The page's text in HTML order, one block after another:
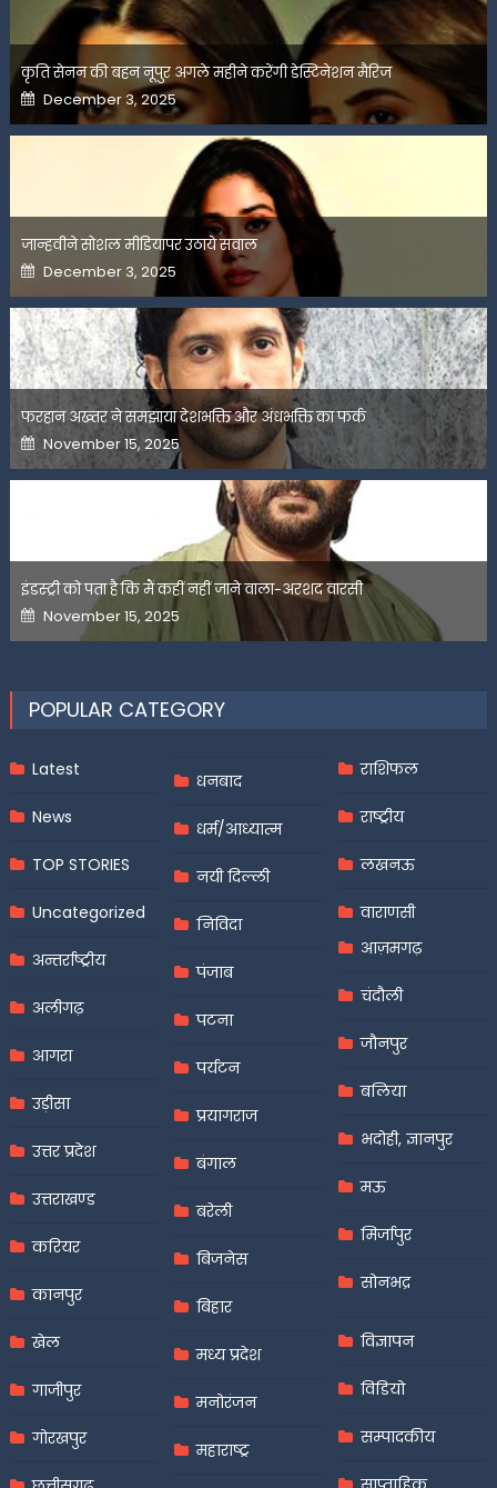
कृति सेनन की बहन नूपुर अगले महीने करेंगी डेस्टिनेशन मैरिज
Posted
on
December 3, 2025
जान्हवीने सोशल मीडियापर उठाये सवाल
Posted
on
December 3, 2025
फरहान अख्तर ने समझाया देशभक्ति और अंधभक्ति का फर्क
Posted
on
November 15, 2025
इंडस्ट्री को पता है कि मैं कहीं नहीं जाने वाला-अरशद वारसी
Posted
on
November 15, 2025
POPULAR CATEGORY
Latest
News
TOP STORIES
Uncategorized
अन्तर्राष्ट्रीय
अलीगढ़
आगरा
उड़ीसा
उत्तर प्रदेश
उत्तराखण्ड
करियर
कानपुर
खेल
गाजीपुर
गोरखपुर
धनबाद
धर्म/आध्यात्म
नयी दिल्ली
निविदा
पंजाब
पटना
पर्यटन
प्रयागराज
बंगाल
बरेली
बिजनेस
बिहार
मध्य प्रदेश
मनोरंजन
महाराष्ट्र
राशिफल
राष्ट्रीय
लखनऊ
वाराणसी
आज़मगढ़
चंदौली
जौनपुर
बलिया
भदोही, ज्ञानपुर
मऊ
मिर्जापुर
सोनभद्र
विज्ञापन
विडियो
सम्पादकीय